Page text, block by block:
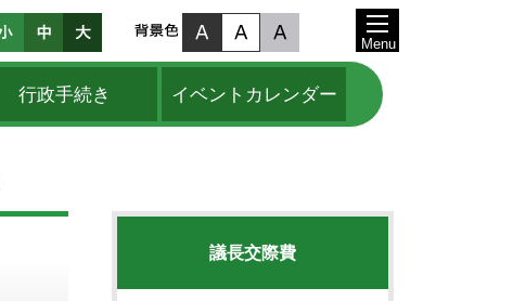
行政手続き イベントカレンダー
Menu
議長交際費